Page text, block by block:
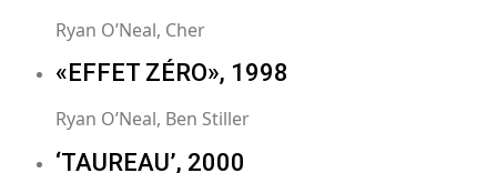
Ryan O’Neal, Cher
«EFFET ZÉRO», 1998
Ryan O’Neal, Ben Stiller
‘TAUREAU’, 2000